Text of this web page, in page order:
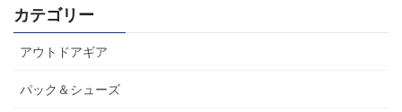
カテゴリー
アウトドアギア
パック＆シューズ